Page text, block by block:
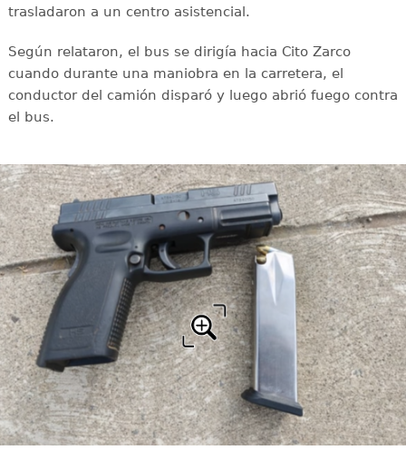
trasladaron a un centro asistencial.
Según relataron, el bus se dirigía hacia Cito Zarco
cuando durante una maniobra en la carretera, el
conductor del camión disparó y luego abrió fuego contra
el bus.